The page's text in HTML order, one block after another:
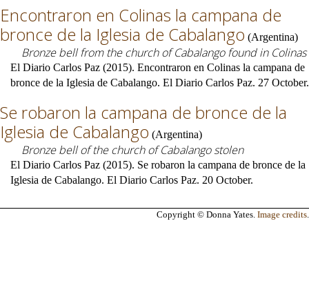
Encontraron en Colinas la campana de
bronce de la Iglesia de Cabalango (Argentina)
Bronze bell from the church of Cabalango found in Colinas
El Diario Carlos Paz (2015). Encontraron en Colinas la campana de
bronce de la Iglesia de Cabalango. El Diario Carlos Paz. 27 October.
Se robaron la campana de bronce de la
Iglesia de Cabalango (Argentina)
Bronze bell of the church of Cabalango stolen
El Diario Carlos Paz (2015). Se robaron la campana de bronce de la
Iglesia de Cabalango. El Diario Carlos Paz. 20 October.
Copyright © Donna Yates. Image credits.